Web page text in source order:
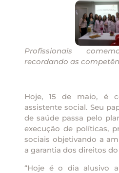
Profissionais
recordando as
Hoje, 15 de maio, é
assistente social. Seu
de saúde passa pelo
execução de políticas,
sociais objetivando a
a garantia dos direitos
“Hoje é o dia alusivo